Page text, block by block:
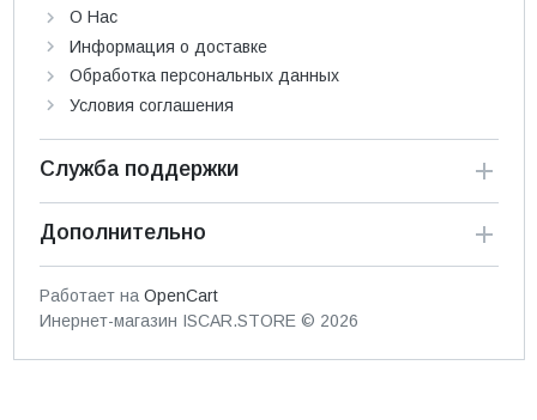
О Нас
Информация о доставке
Обработка персональных данных
Условия соглашения
Служба поддержки
Дополнительно
Работает на OpenCart
Инернет-магазин ISCAR.STORE © 2026